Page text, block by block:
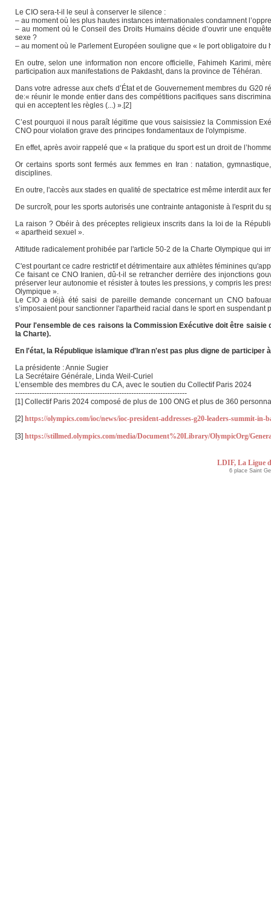
Le CIO sera-t-il le seul à conserver le silence :
– au moment où les plus hautes instances internationales condamnent
– au moment où le Conseil des Droits Humains décide d’ouvrir une
sexe ?
– au moment où le Parlement Européen souligne que « le port obligatoire
En outre, selon une information non encore officielle, Fahimeh Karimi,
participation aux manifestations de Pakdasht, dans la province de Téhéran.
Dans votre adresse aux chefs d’État et de Gouvernement membres du
de:« réunir le monde entier dans des compétitions pacifiques sans
qui en acceptent les règles (...) ».[2]
C’est pourquoi il nous paraît légitime que vous saisissiez la Commission
CNO pour violation grave des principes fondamentaux de l'olympisme.
En effet, après avoir rappelé que « la pratique du sport est un droit de
Or certains sports sont fermés aux femmes en Iran : natation,
disciplines.
En outre, l'accès aux stades en qualité de spectatrice est même interdit aux
De surcroît, pour les sports autorisés une contrainte antagoniste à l'esprit du
La raison ? Obéir à des préceptes religieux inscrits dans la loi de la
« apartheid sexuel ».
Attitude radicalement prohibée par l'article 50-2 de la Charte Olympique qui
C'est pourtant ce cadre restrictif et détrimentaire aux athlètes féminines
Ce faisant ce CNO Iranien, dû-t-il se retrancher derrière des injonctions
préserver leur autonomie et résister à toutes les pressions, y compris les
Olympique ».
Le CIO a déjà été saisi de pareille demande concernant un CNO
s’imposaient pour sanctionner l'apartheid racial dans le sport en
Pour l'ensemble de ces raisons la Commission Exécutive doit être
la Charte).
En l'état, la République islamique d'Iran n'est pas plus digne de participer
La présidente : Annie Sugier
La Secrétaire Générale, Linda Weil-Curiel
L’ensemble des membres du CA, avec le soutien du Collectif Paris 2024
-----------------------------------------------------------------------
[1] Collectif Paris 2024 composé de plus de 100 ONG et plus de 360
[2] https://olympics.com/ioc/news/ioc-president-addresses-g20-leaders-summit-in-
[3] https://stillmed.olympics.com/media/Document%20Library/OlympicOrg/
LDIF, La Ligue
6 place Saint